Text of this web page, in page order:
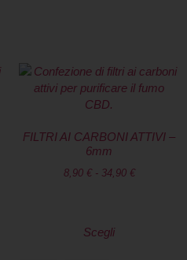
FILTRI AI CARBONI ATTIVI –
6mm
8,90 € - 34,90 €
Scegli